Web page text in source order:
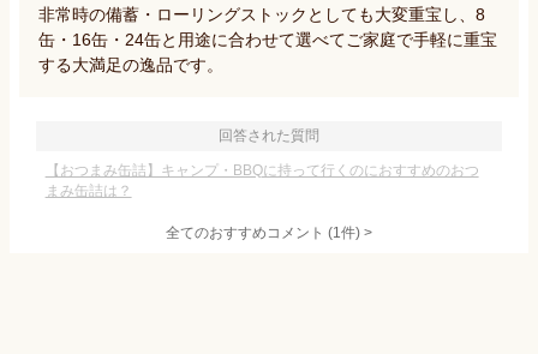
非常時の備蓄・ローリングストックとしても大変重宝し、8
缶・16缶・24缶と用途に合わせて選べてご家庭で手軽に重宝
する大満足の逸品です。
回答された質問
【おつまみ缶詰】キャンプ・BBQに持って行くのにおすすめのおつ
まみ缶詰は？
全てのおすすめコメント (1件) >